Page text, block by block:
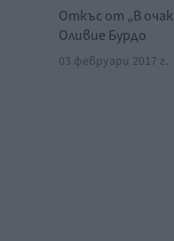
Откъс от „В
Оливие Бурдо
03 февруари 2017 г.